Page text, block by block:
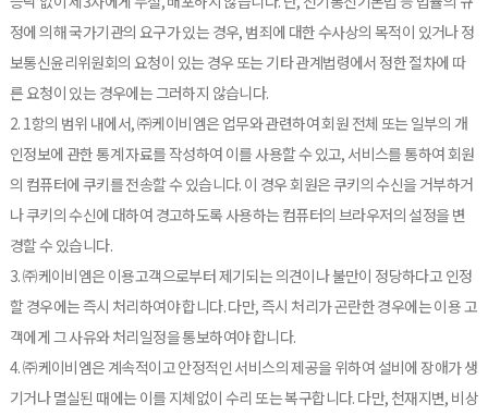
정에 의해 국가기관의 요구가 있는 경우, 범죄에 대한 수사상의 목적이 있거나 정
보통신윤리위원회의 요청이 있는 경우 또는 기타 관계법령에서 정한 절차에 따
른 요청이 있는 경우에는 그러하지 않습니다.
2. 1항의 범위 내에서, ㈜케이비엠은 업무와 관련하여 회원 전체 또는 일부의 개
인정보에 관한 통계 자료를 작성하여 이를 사용할 수 있고, 서비스를 통하여 회원
의 컴퓨터에 쿠키를 전송할 수 있습니다. 이 경우 회원은 쿠키의 수신을 거부하거
나 쿠키의 수신에 대하여 경고하도록 사용하는 컴퓨터의 브라우저의 설정을 변
경할 수 있습니다.
3. ㈜케이비엠은 이용고객으로부터 제기되는 의견이나 불만이 정당하다고 인정
할 경우에는 즉시 처리하여야 합니다. 다만, 즉시 처리가 곤란한 경우에는 이용 고
객에게 그 사유와 처리일정을 통보하여야 합니다.
4. ㈜케이비엠은 계속적이고 안정적인 서비스의 제공을 위하여 설비에 장애가 생
기거나 멸실된 때에는 이를 지체없이 수리 또는 복구합니다. 다만, 천재지변, 비상